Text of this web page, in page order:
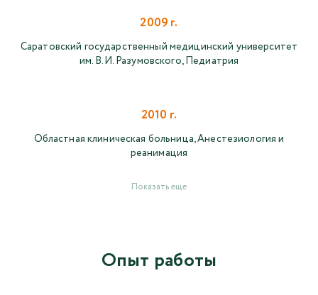
2009 г.
Саратовский государственный медицинский университет
им. В.И. Разумовского, Педиатрия
2010 г.
Областная клиническая больница, Анестезиология и
реанимация
Показать еще
Опыт работы